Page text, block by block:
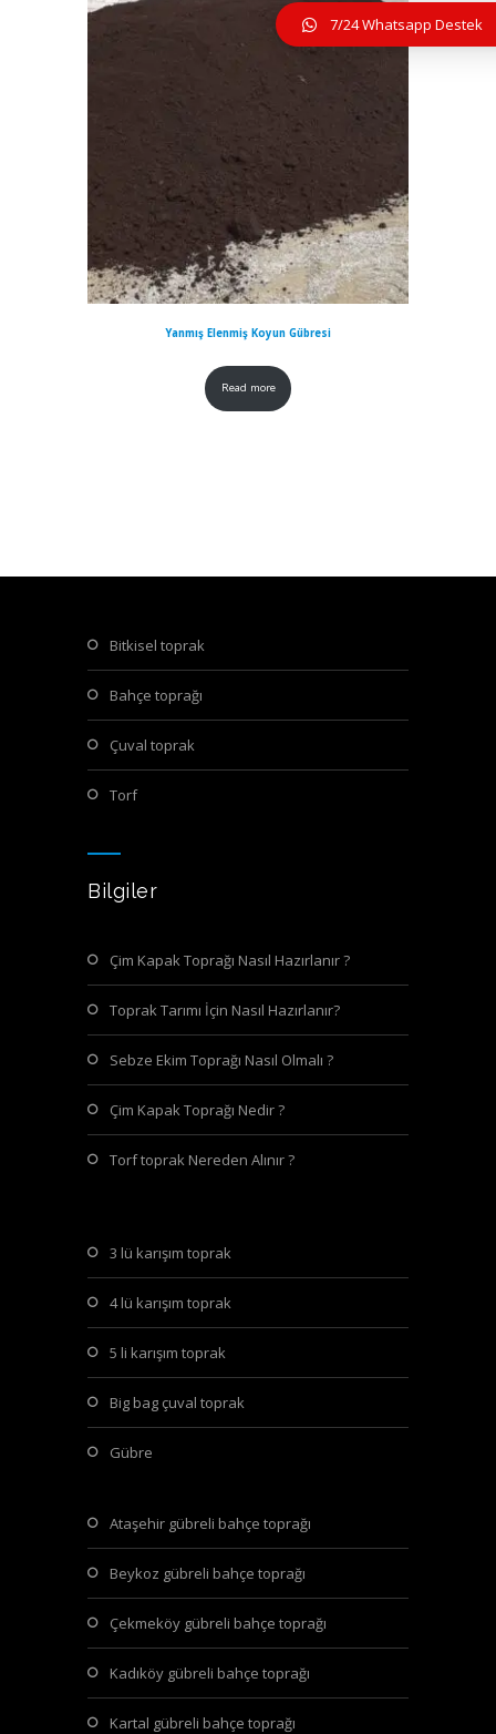
Yanmış Elenmiş Koyun Gübresi
Read more
bitkisel toprak
bahçe toprağı
çuval toprak
torf
Bilgiler
Çim Kapak Toprağı Nasıl Hazırlanır ?
Toprak Tarımı İçin Nasıl Hazırlanır?
Sebze Ekim Toprağı Nasıl Olmalı ?
Çim Kapak Toprağı Nedir ?
Torf toprak Nereden Alınır ?
3 lü karışım toprak
4 lü karışım toprak
5 li karışım toprak
big bag çuval toprak
gübre
ataşehir gübreli bahçe toprağı
beykoz gübreli bahçe toprağı
çekmeköy gübreli bahçe toprağı
kadıköy gübreli bahçe toprağı
kartal gübreli bahçe toprağı
7/24 Whatsapp Destek